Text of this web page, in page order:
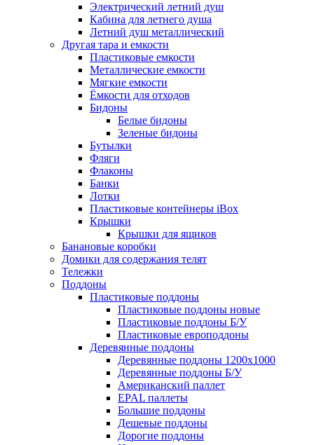
Электрический летний душ
Кабина для летнего душа
Летний душ металлический
Другая тара и емкости
Пластиковые емкости
Металлические емкости
Мягкие емкости
Ёмкости для отходов
Бидоны
Белые бидоны
Зеленые бидоны
Бутылки
Фляги
Флаконы
Банки
Лотки
Пластиковые контейнеры iBox
Крышки
Крышки для ящиков
Банановые коробки
Домики для содержания телят
Тележки
Поддоны
Пластиковые поддоны
Пластиковые поддоны новые
Пластиковые поддоны Б/У
Пластиковые европоддоны
Деревянные поддоны
Деревянные поддоны 1200х1000
Деревянные поддоны Б/У
Американский паллет
EPAL паллеты
Большие поддоны
Дешевые поддоны
Дорогие поддоны